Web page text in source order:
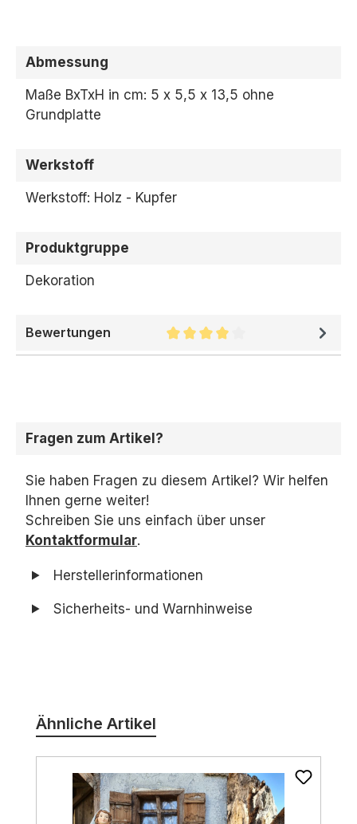
Abmessung
Maße BxTxH in cm: 5 x 5,5 x 13,5 ohne
Grundplatte
Werkstoff
Werkstoff: Holz - Kupfer
Produktgruppe
Dekoration
Bewertungen
Durchschnittliche Bewertung
Fragen zum Artikel?
Sie haben Fragen zu diesem Artikel? Wir helfen
Ihnen gerne weiter!
Schreiben Sie uns einfach über unser
Kontaktformular.
Herstellerinformationen
Sicherheits- und Warnhinweise
Ähnliche Artikel